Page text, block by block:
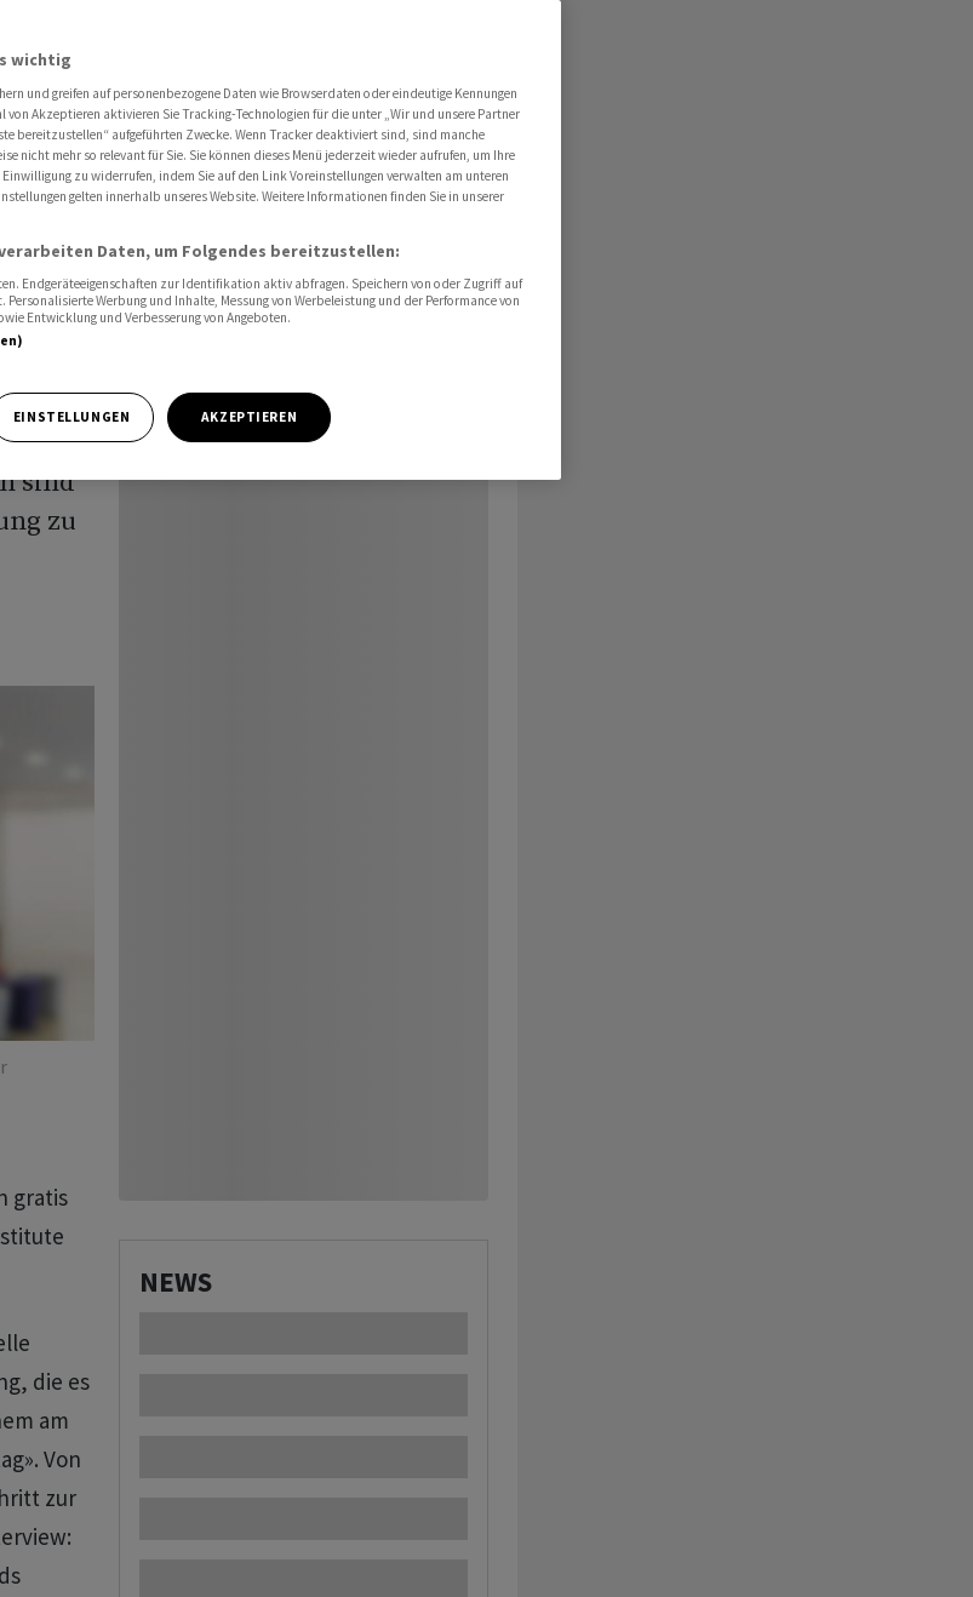
Verhalten» ein
sind
zu
gratis
die es
am
Von
zur
NEWS
wichtig
und greifen auf personenbezogene Daten wie Browserdaten oder eindeutige Kennungen
von Akzeptieren aktivieren Sie Tracking-Technologien für die unter „Wir und unsere Partner
bereitzustellen“ aufgeführten Zwecke. Wenn Tracker deaktiviert sind, sind manche
nicht mehr so relevant für Sie. Sie können dieses Menü jederzeit wieder aufrufen, um Ihre
zu widerrufen, indem Sie auf den Link Voreinstellungen verwalten am unteren
gelten innerhalb unseres Website. Weitere Informationen finden Sie in unserer
Daten, um Folgendes bereitzustellen:
Endgeräteeigenschaften zur Identifikation aktiv abfragen. Speichern von oder Zugriff auf
Werbung und Inhalte, Messung von Werbeleistung und der Performance von
Entwicklung und Verbesserung von Angeboten.
EINSTELLUNGEN AKZEPTIEREN